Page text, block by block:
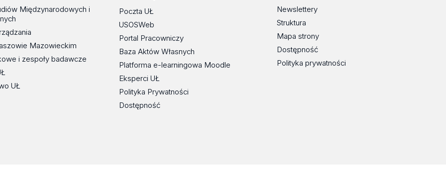
Międzynarodowych i
Mazowieckim
i zespoły badawcze
UŁ
Poczta UŁ
USOSWeb
Portal Pracowniczy
Baza Aktów Własnych
Platforma e-learningowa Moodle
Eksperci UŁ
Polityka Prywatności
Dostępność
Newslettery
Struktura
Mapa strony
Dostępność
Polityka prywatności